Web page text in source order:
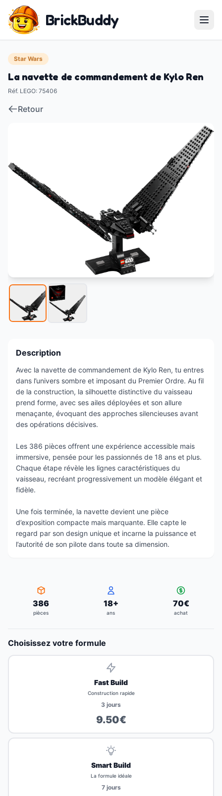
BrickBuddy
Star Wars
La navette de commandement de Kylo Ren
Réf. LEGO: 75406
Retour
Description
Avec la navette de commandement de Kylo Ren, tu entres
dans l’univers sombre et imposant du Premier Ordre. Au fil
de la construction, la silhouette distinctive du vaisseau
prend forme, avec ses ailes déployées et son allure
menaçante, évoquant des approches silencieuses avant
des opérations décisives.
Les 386 pièces offrent une expérience accessible mais
immersive, pensée pour les passionnés de 18 ans et plus.
Chaque étape révèle les lignes caractéristiques du
vaisseau, recréant progressivement un modèle élégant et
fidèle.
Une fois terminée, la navette devient une pièce
d’exposition compacte mais marquante. Elle capte le
regard par son design unique et incarne la puissance et
l’autorité de son pilote dans toute sa dimension.
386
pièces
18+
ans
70€
achat
Choisissez votre formule
Fast Build
Construction rapide
3 jours
9.50€
Smart Build
La formule idéale
7jours